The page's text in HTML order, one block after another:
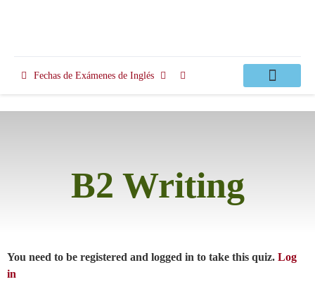
Fechas de Exámenes de Inglés
B2 Writing
You need to be registered and logged in to take this quiz. Log
in